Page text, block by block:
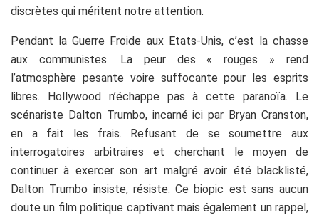
discrètes qui méritent notre attention.
Pendant la Guerre Froide aux Etats-Unis, c’est la chasse
aux communistes. La peur des « rouges » rend
l’atmosphère pesante voire suffocante pour les esprits
libres. Hollywood n’échappe pas à cette paranoïa. Le
scénariste Dalton Trumbo, incarné ici par Bryan Cranston,
en a fait les frais. Refusant de se soumettre aux
interrogatoires arbitraires et cherchant le moyen de
continuer à exercer son art malgré avoir été blacklisté,
Dalton Trumbo insiste, résiste. Ce biopic est sans aucun
doute un film politique captivant mais également un rappel,